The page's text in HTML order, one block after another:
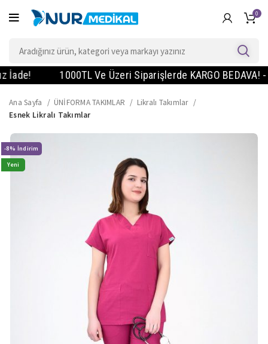
0
1000TL Ve Üzeri Siparişlerde KARGO BEDAVA! -
Ana Sayfa ÜNİFORMA TAKIMLAR
Likralı Takımlar
Esnek Likralı Takımlar
-8%
Yeni